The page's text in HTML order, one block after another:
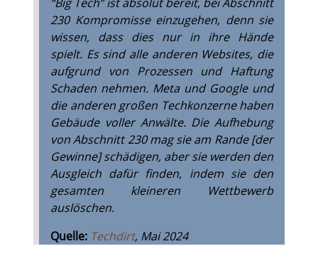
230 Kompromisse einzugehen, denn sie
wissen, dass dies nur in ihre Hände
spielt. Es sind alle anderen Websites, die
aufgrund von Prozessen und Haftung
Schaden nehmen. Meta und Google und
die anderen großen Techkonzerne haben
Gebäude voller Anwälte. Die Aufhebung
von Abschnitt 230 mag sie am Rande [der
Gewinne] schädigen, aber sie werden den
Ausgleich dafür finden, indem sie den
gesamten kleineren Wettbewerb
auslöschen.
Quelle: Techdirt, Mai 2024